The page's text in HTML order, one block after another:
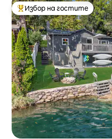
Най-популярен избор на
Избор на гостите